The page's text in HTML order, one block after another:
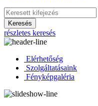
Keresés
részletes keresés
Elérhetőség
Szolgáltatásaink
Fényképgaléria